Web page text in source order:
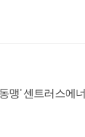
맹' 센트러스에너